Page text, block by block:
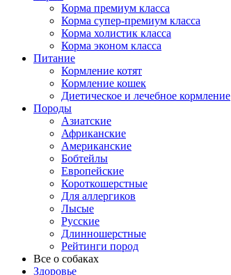
Корма премиум класса
Корма супер-премиум класса
Корма холистик класса
Корма эконом класса
Питание
Кормление котят
Кормление кошек
Диетическое и лечебное кормление
Породы
Азиатские
Африканские
Американские
Бобтейлы
Европейские
Короткошерстные
Для аллергиков
Лысые
Русские
Длинношерстные
Рейтинги пород
Все о собаках
Здоровье